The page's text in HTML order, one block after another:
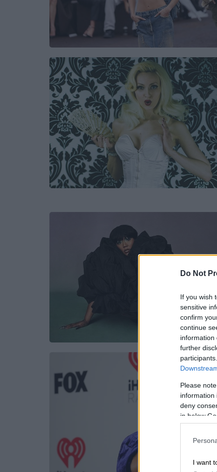
Do Not
If you wish
sensitive
confirm
continue
information
further
Please
information
deny
in below
I want